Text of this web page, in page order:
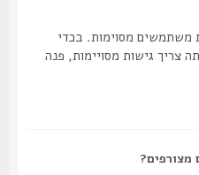
מסוימות. בכדי
גישות מסויימות, פנה